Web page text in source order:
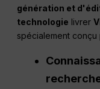
génération et
technologie livrer
spécialement conçu